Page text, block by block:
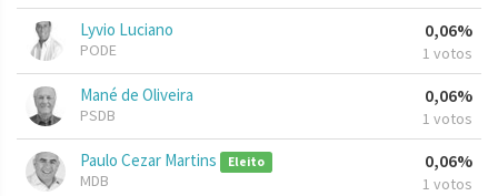
Lyvio Luciano
PODE
0,06%
1 votos
Mané de Oliveira
PSDB
0,06%
1 votos
Paulo Cezar Martins Eleito
MDB
0,06%
1 votos